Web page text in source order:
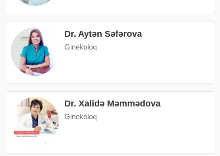
Dr. Aytən Səfərova
Ginekoloq
Dr. Xalidə Məmmədova
Ginekoloq